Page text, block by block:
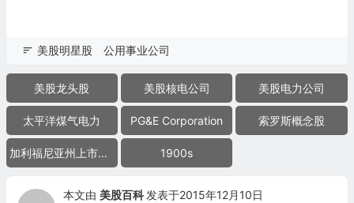
美股明星股 公用事业公司
美股龙头股 美股核电公司 美股电力公司
太平洋煤气电力 PG&E Corporation 索罗斯概念股
加利福尼亚州上市公司 1900s
本文由 美股百科 发表于2015年12月10日